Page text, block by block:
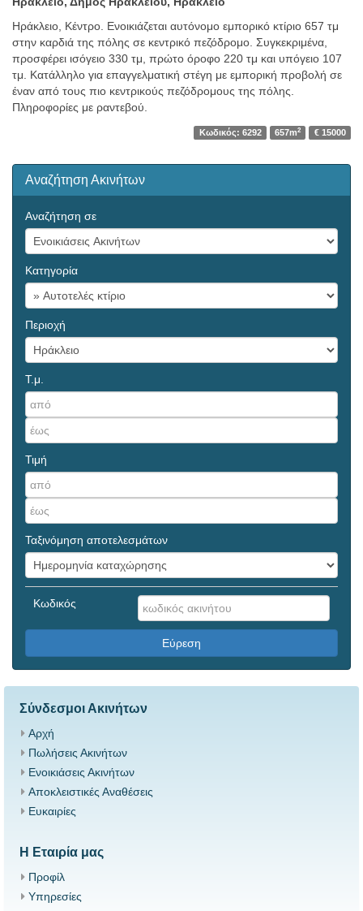
Ηράκλειο, Κέντρο. Ενοικιάζεται αυτόνομο εμπορικό κτίριο 657 τμ
στην καρδιά της πόλης σε κεντρικό πεζόδρομο. Συγκεκριμένα,
προσφέρει ισόγειο 330 τμ, πρώτο όροφο 220 τμ και υπόγειο 107
τμ. Κατάλληλο για επαγγελματική στέγη με εμπορική προβολή σε
έναν από τους πιο κεντρικούς πεζόδρομους της πόλης.
Πληροφορίες με ραντεβού.
Κωδικός: 6292 657m2 € 15000
Αναζήτηση Ακινήτων
Αναζήτηση σε
Κατηγορία
Περιοχή
Τ.μ.
Τιμή
Ταξινόμηση αποτελεσμάτων
Κωδικός
Εύρεση
Σύνδεσμοι Ακινήτων
Αρχή
Πωλήσεις Ακινήτων
Ενοικιάσεις Ακινήτων
Αποκλειστικές Αναθέσεις
Ευκαιρίες
Η Εταιρία μας
Προφίλ
Υπηρεσίες